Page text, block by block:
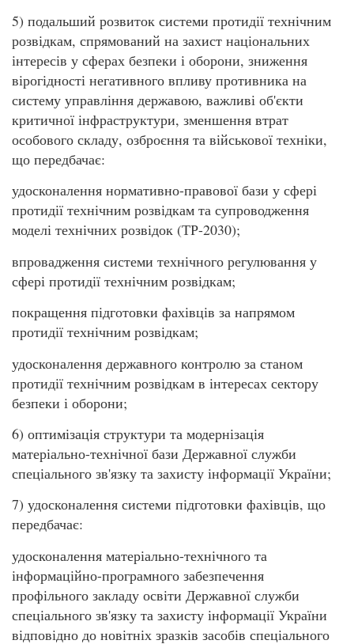
5) подальший розвиток системи протидії технічним
розвідкам, спрямований на захист національних
інтересів у сферах безпеки і оборони, зниження
вірогідності негативного впливу противника на
систему управління державою, важливі об'єкти
критичної інфраструктури, зменшення втрат
особового складу, озброєння та військової техніки,
що передбачає:
удосконалення нормативно-правової бази у сфері
протидії технічним розвідкам та супроводження
моделі технічних розвідок (ТР-2030);
впровадження системи технічного регулювання у
сфері протидії технічним розвідкам;
покращення підготовки фахівців за напрямом
протидії технічним розвідкам;
удосконалення державного контролю за станом
протидії технічним розвідкам в інтересах сектору
безпеки і оборони;
6) оптимізація структури та модернізація
матеріально-технічної бази Державної служби
спеціального зв'язку та захисту інформації України;
7) удосконалення системи підготовки фахівців, що
передбачає:
удосконалення матеріально-технічного та
інформаційно-програмного забезпечення
профільного закладу освіти Державної служби
спеціального зв'язку та захисту інформації України
відповідно до новітніх зразків засобів спеціального